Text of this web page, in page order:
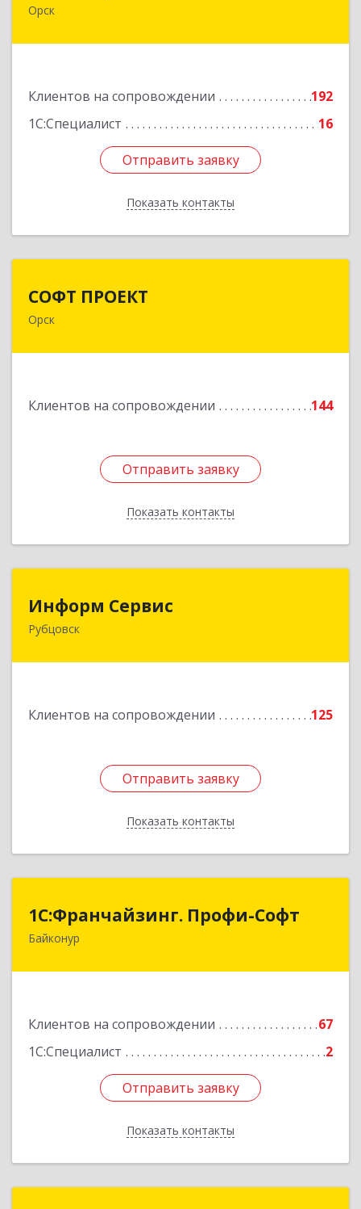
Орск
Клиентов на сопровождении
192
1С:Специалист
16
Отправить заявку
Показать контакты
Подробнее
Отправить заявку
Назад
СОФТ ПРОЕКТ
Орск
Клиентов на сопровождении 144
Отправить заявку
Показать контакты
Отправить заявку
Назад
Информ Сервис
Рубцовск
Клиентов на сопровождении 125
Отправить заявку
Показать контакты
658204, Алтайский край, Рубцовск г, Алтайская
Отправить заявку
Назад
1С:Франчайзинг. Профи-Софт
Байконур
Клиентов на сопровождении
67
1С:Специалист
2
Отправить заявку
Показать контакты
1С:Франчайзинг. Профи-Софт
468320, Байконур г, Ленина ул, дом № 10,
Отправить заявку
Назад